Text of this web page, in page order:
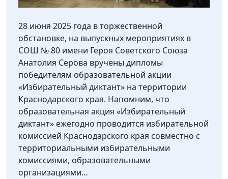
28 июня 2025 года в торжественной
обстановке, на выпускных мероприятиях в
СОШ № 80 имени Героя Советского Союза
Анатолия Серова вручены дипломы
победителям образовательной акции
«Избирательный диктант» на территории
Краснодарского края. Напомним, что
образовательная акция «Избирательный
диктант» ежегодно проводится избирательной
комиссией Краснодарского края совместно с
территориальными избирательными
комиссиями, образовательными
организациями…